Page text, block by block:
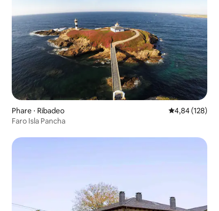
Phare ⋅ Ribadeo Évaluation
4,84 (128)
Faro Isla Pancha